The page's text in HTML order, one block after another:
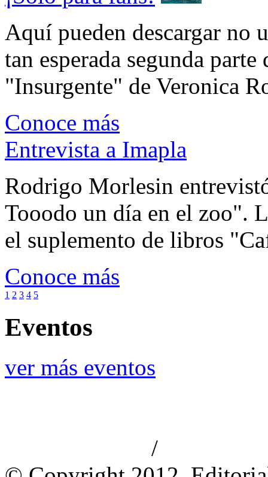
Aquí pueden descargar no
tan esperada segunda
"Insurgente" de Veronica
Conoce más
Entrevista a Imapla
Rodrigo Morlesin
Tooodo un día en el zoo".
el suplemento de libros
Conoce más
1 2 3 4 5
Eventos
ver más eventos
/